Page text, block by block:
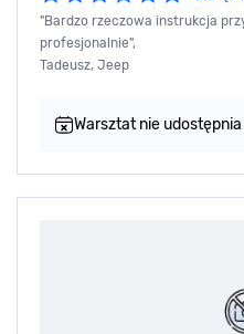
"Bardzo rzeczowa instrukcja
profesjonalnie",
Tadeusz, Jeep
Warsztat nie